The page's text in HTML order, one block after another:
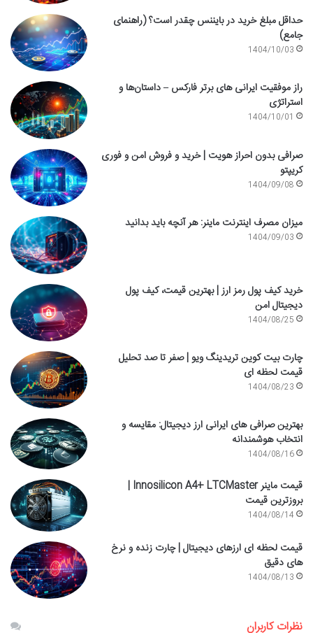
حداقل مبلغ خرید در بایننس چقدر است؟ (راهنمای
جامع)
1404/10/03
راز موفقیت ایرانی های برتر فارکس – داستان‌ها و
استراتژی
1404/10/01
صرافی بدون احراز هویت | خرید و فروش امن و فوری
کریپتو
1404/09/08
میزان مصرف اینترنت ماینر: هر آنچه باید بدانید
1404/09/03
خرید کیف پول رمز ارز | بهترین قیمت، کیف پول
دیجیتال امن
1404/08/25
چارت بیت کوین تریدینگ ویو | صفر تا صد تحلیل
قیمت لحظه ای
1404/08/23
بهترین صرافی های ایرانی ارز دیجیتال: مقایسه و
انتخاب هوشمندانه
1404/08/16
قیمت ماینر Innosilicon A4+ LTCMaster |
بروزترین قیمت
1404/08/14
قیمت لحظه ای ارزهای دیجیتال | چارت زنده و نرخ
های دقیق
1404/08/13
نظرات کاربران